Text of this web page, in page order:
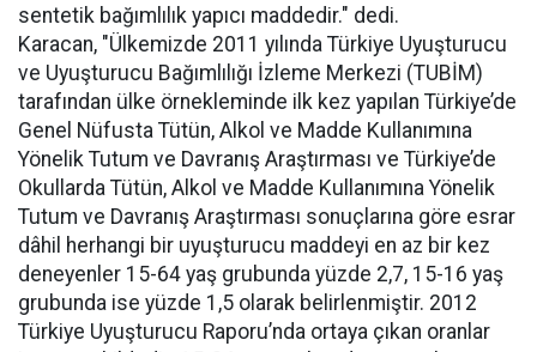
sentetik bağımlılık yapıcı maddedir." dedi.
Karacan, "Ülkemizde 2011 yılında Türkiye Uyuşturucu
ve Uyuşturucu Bağımlılığı İzleme Merkezi (TUBİM)
tarafından ülke örnekleminde ilk kez yapılan Türkiye’de
Genel Nüfusta Tütün, Alkol ve Madde Kullanımına
Yönelik Tutum ve Davranış Araştırması ve Türkiye’de
Okullarda Tütün, Alkol ve Madde Kullanımına Yönelik
Tutum ve Davranış Araştırması sonuçlarına göre esrar
dâhil herhangi bir uyuşturucu maddeyi en az bir kez
deneyenler 15-64 yaş grubunda yüzde 2,7, 15-16 yaş
grubunda ise yüzde 1,5 olarak belirlenmiştir. 2012
Türkiye Uyuşturucu Raporu’nda ortaya çıkan oranlar